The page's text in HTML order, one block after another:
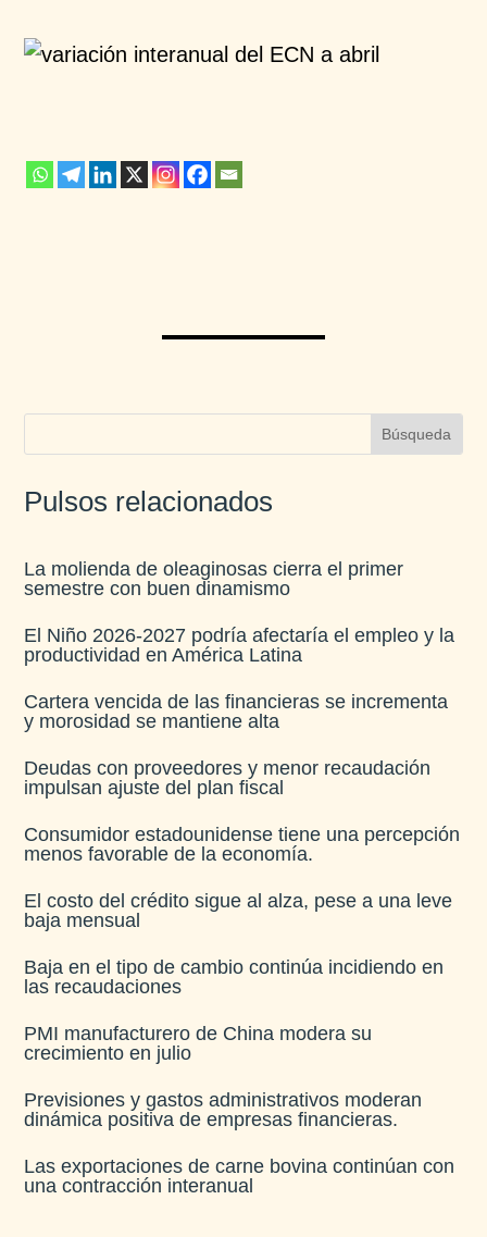
Pulsos relacionados
La molienda de oleaginosas cierra el primer
semestre con buen dinamismo​
El Niño 2026-2027 podría afectaría el empleo y la
productividad en América Latina​
Cartera vencida de las financieras se incrementa
y morosidad se mantiene alta​
Deudas con proveedores y menor recaudación
impulsan ajuste del plan fiscal​
Consumidor estadounidense tiene una percepción
menos favorable de la economía​.
El costo del crédito sigue al alza, pese a una leve
baja mensual​
Baja en el tipo de cambio continúa incidiendo en
las recaudaciones​
PMI manufacturero de China modera su
crecimiento en julio​
Previsiones y gastos administrativos moderan
dinámica positiva de empresas financieras​.
Las exportaciones de carne bovina continúan con
una contracción interanual